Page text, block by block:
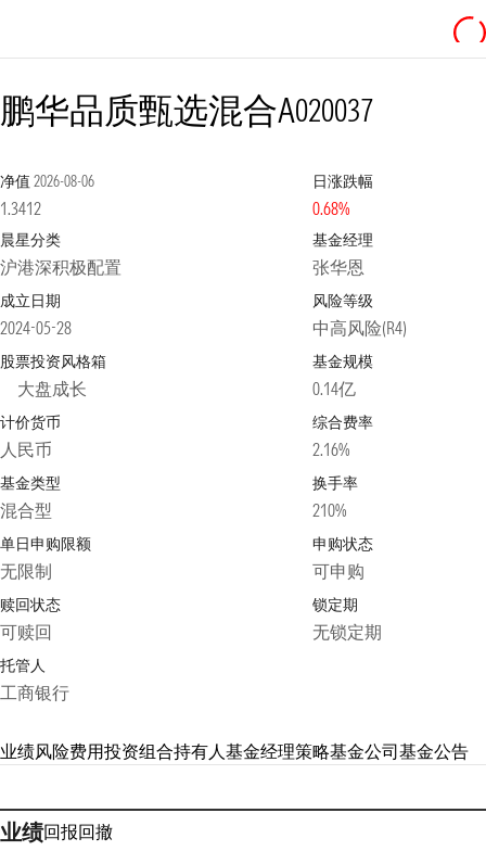
鹏华品质甄选混合A020037
净值 2026-08-06
1.3412
日涨跌幅
0.68%
晨星分类
沪港深积极配置
基金经理
张华恩
成立日期
2024-05-28
风险等级
中高风险(R4)
股票投资风格箱
大盘成长
基金规模
0.14亿
计价货币
人民币
综合费率
2.16%
基金类型
混合型
换手率
210%
单日申购限额
无限制
申购状态
可申购
赎回状态
可赎回
锁定期
无锁定期
托管人
工商银行
业绩风险费用投资组合持有人基金经理策略基金公司基金公告
业绩回报回撤